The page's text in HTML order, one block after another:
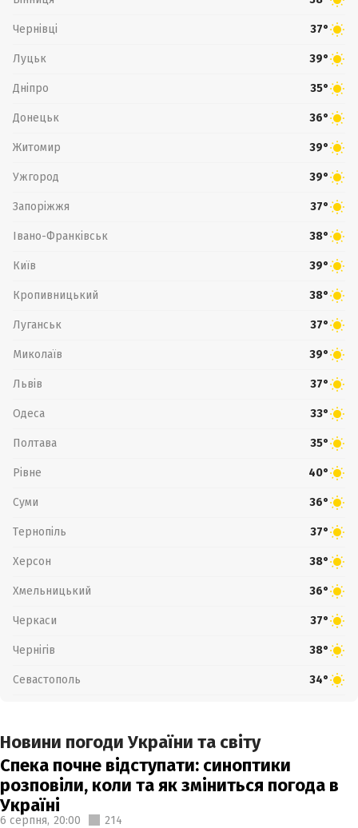
Чернівці 37°
Луцьк 39°
Дніпро 35°
Донецьк 36°
Житомир 39°
Ужгород 39°
Запоріжжя 37°
Івано-Франківськ 38°
Київ 39°
Кропивницький 38°
Луганськ 37°
Миколаїв 39°
Львів 37°
Одеса 33°
Полтава 35°
Рівне 40°
Суми 36°
Тернопіль 37°
Херсон 38°
Хмельницький 36°
Черкаси 37°
Чернігів 38°
Севастополь 34°
Новини погоди України та світу
Спека почне відступати: синоптики
розповіли, коли та як зміниться погода в
Україні
6 серпня, 20:00 214